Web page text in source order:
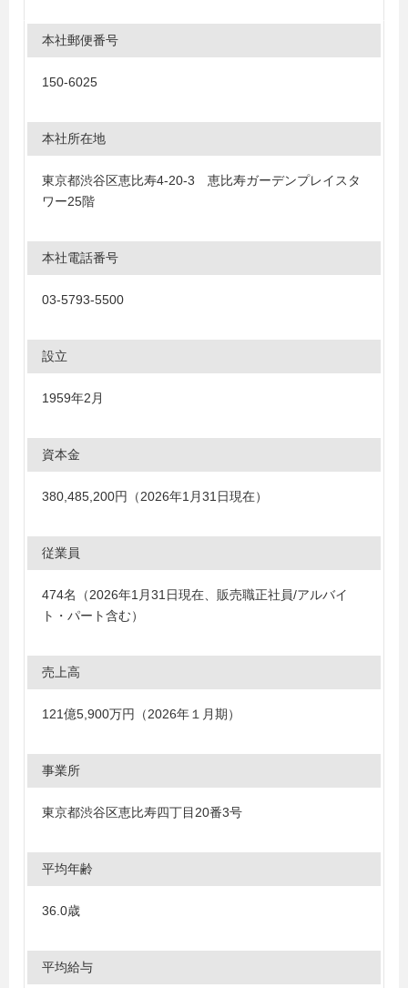
本社郵便番号
150-6025
本社所在地
東京都渋谷区恵比寿4-20-3 恵比寿ガーデンプレイスタ
ワー25階
本社電話番号
03-5793-5500
設立
1959年2月
資本金
380,485,200円（2026年1月31日現在）
従業員
474名（2026年1月31日現在、販売職正社員/アルバイ
ト・パート含む）
売上高
121億5,900万円（2026年１月期）
事業所
東京都渋谷区恵比寿四丁目20番3号
平均年齢
36.0歳
平均給与